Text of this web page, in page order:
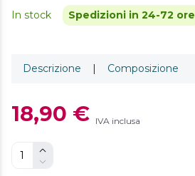
In stock Spedizioni in 24-72 ore
Descrizione | Composizione
18,90 € IVA inclusa